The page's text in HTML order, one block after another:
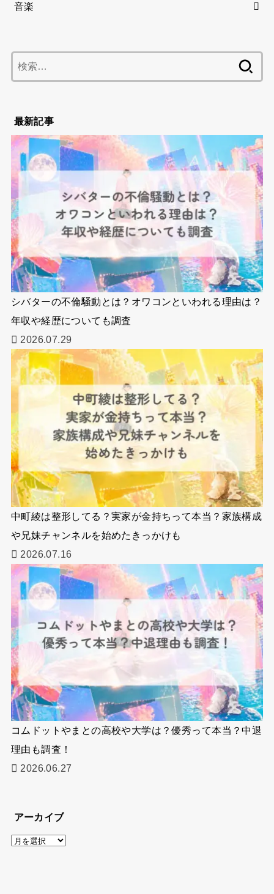
音楽
索:
最新記事
シバターの不倫騒動とは？オワコンといわれる理由は？
年収や経歴についても調査
2026.07.29
中町綾は整形してる？実家が金持ちって本当？家族構成
や兄妹チャンネルを始めたきっかけも
2026.07.16
コムドットやまとの高校や大学は？優秀って本当？中退
理由も調査！
2026.06.27
アーカイブ
ア